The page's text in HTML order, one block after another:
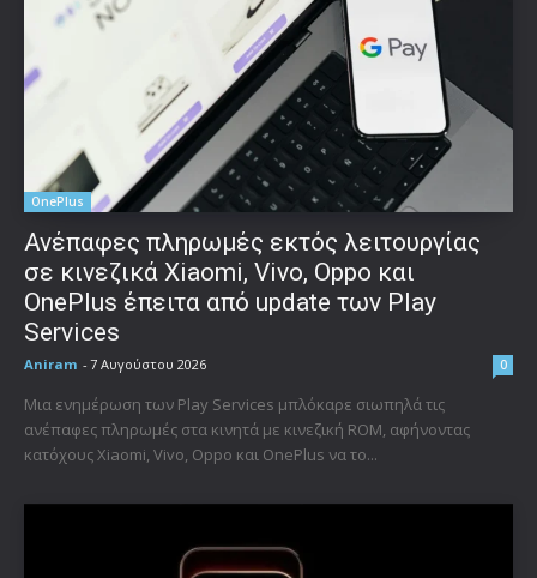
OnePlus
Ανέπαφες πληρωμές εκτός λειτουργίας
σε κινεζικά Xiaomi, Vivo, Oppo και
OnePlus έπειτα από update των Play
Services
Aniram - 7 Αυγούστου 2026 0
Μια ενημέρωση των Play Services μπλόκαρε σιωπηλά τις
ανέπαφες πληρωμές στα κινητά με κινεζική ROM, αφήνοντας
κατόχους Xiaomi, Vivo, Oppo και OnePlus να το...